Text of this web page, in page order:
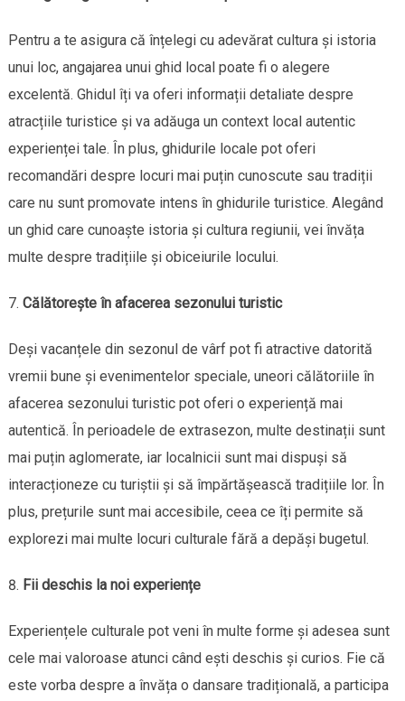
Pentru a te asigura că înțelegi cu adevărat cultura și istoria
unui loc, angajarea unui ghid local poate fi o alegere
excelentă. Ghidul îți va oferi informații detaliate despre
atracțiile turistice și va adăuga un context local autentic
experienței tale. În plus, ghidurile locale pot oferi
recomandări despre locuri mai puțin cunoscute sau tradiții
care nu sunt promovate intens în ghidurile turistice. Alegând
un ghid care cunoaște istoria și cultura regiunii, vei învăța
multe despre tradițiile și obiceiurile locului.
Călătorește în afacerea sezonului turistic
Deși vacanțele din sezonul de vârf pot fi atractive datorită
vremii bune și evenimentelor speciale, uneori călătoriile în
afacerea sezonului turistic pot oferi o experiență mai
autentică. În perioadele de extrasezon, multe destinații sunt
mai puțin aglomerate, iar localnicii sunt mai dispuși să
interacționeze cu turiștii și să împărtășească tradițiile lor. În
plus, prețurile sunt mai accesibile, ceea ce îți permite să
explorezi mai multe locuri culturale fără a depăși bugetul.
Fii deschis la noi experiențe
Experiențele culturale pot veni în multe forme și adesea sunt
cele mai valoroase atunci când ești deschis și curios. Fie că
este vorba despre a învăța o dansare tradițională, a participa